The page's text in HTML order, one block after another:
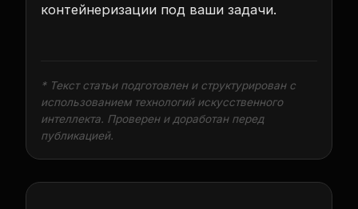
контейнеризации под ваши задачи.
* Текст статьи подготовлен и структурирован с
использованием технологий искусственного
интеллекта. Проверен и доработан перед
публикацией.